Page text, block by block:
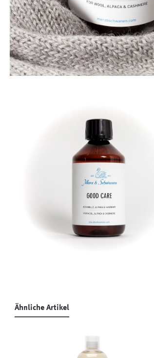
Ähnliche Artikel